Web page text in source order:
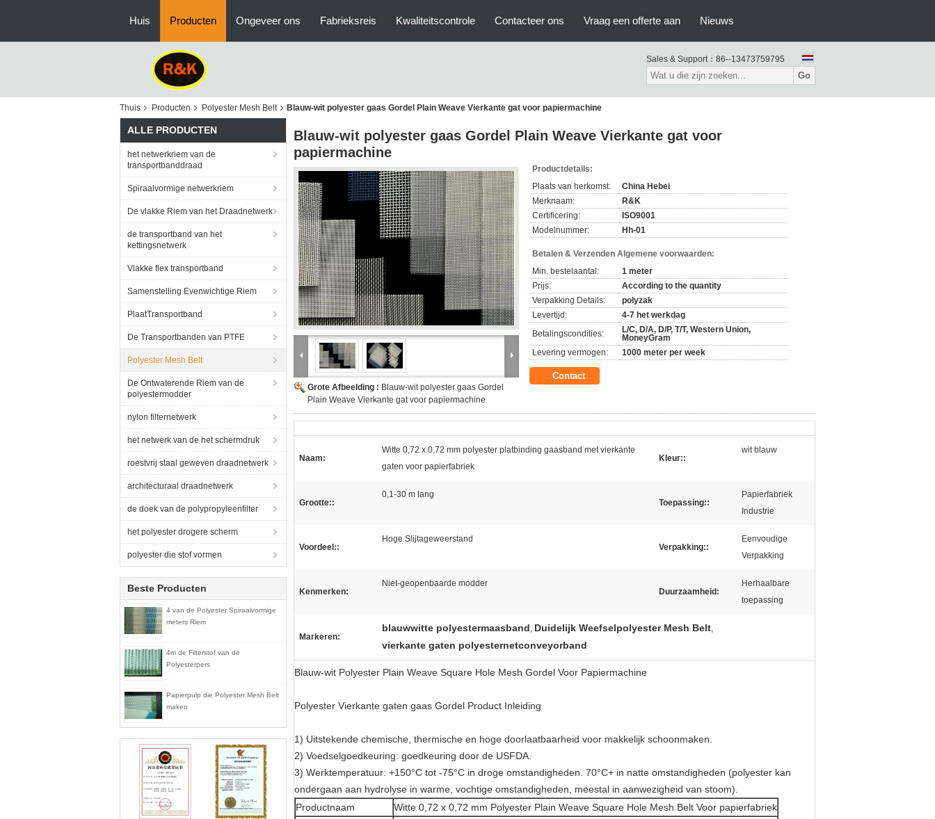
Huis Producten Ongeveer ons Fabrieksreis Kwaliteitscontrole Contacteer ons Vraag een offerte aan Nieuws
Sales & Support： 86--13473759795
Go
Thuis Producten Polyester Mesh Belt Blauw-wit polyester gaas Gordel Plain Weave Vierkante gat voor papiermachine
ALLE PRODUCTEN
het netwerkriem van de
transportbanddraad
Spiraalvormige netwerkriem
De vlakke Riem van het Draadnetwerk
de transportband van het
kettingsnetwerk
Vlakke flex transportband
Samenstelling Evenwichtige Riem
PlaatTransportband
De Transportbanden van PTFE
Polyester Mesh Belt
De Ontwaterende Riem van de
polyestermodder
nylon filternetwerk
het netwerk van de het schermdruk
roestvrij staal geweven draadnetwerk
architecturaal draadnetwerk
de doek van de polypropyleenfilter
het polyester drogere scherm
polyester die stof vormen
Beste Producten
4 van de Polyester Spiraalvormige
meters Riem
4m de Filterstof van de
Polyesterpers
Papierpulp die Polyester Mesh Belt
maken
Blauw-wit polyester gaas Gordel Plain Weave Vierkante gat voor
papiermachine
Grote Afbeelding : Blauw-wit polyester gaas Gordel
Plain Weave Vierkante gat voor papiermachine
Productdetails:
Plaats van herkomst:
China Hebei
Merknaam:
R&K
Certificering:
ISO9001
Modelnummer:
Hh-01
Betalen & Verzenden Algemene voorwaarden:
Min. bestelaantal:
1 meter
Prijs:
According to the quantity
Verpakking Details:
polyzak
Levertijd:
4-7 het werkdag
Betalingscondities:
L/C, D/A, D/P, T/T, Western Union,
MoneyGram
Levering vermogen:
1000 meter per week
Contact
Naam:
Witte 0,72 x 0,72 mm polyester platbinding gaasband met vierkante
gaten voor papierfabriek
Kleur::
wit blauw
Grootte::
0,1-30 m lang
Toepassing::
Papierfabriek
Industrie
Voordeel::
Hoge Slijtageweerstand
Verpakking::
Eenvoudige
Verpakking
Kenmerken:
Niet-geopenbaarde modder
Duurzaamheid:
Herhaalbare
toepassing
Markeren:
blauwwitte polyestermaasband, Duidelijk Weefselpolyester Mesh Belt,
vierkante gaten polyesternetconveyorband
Blauw-wit Polyester Plain Weave Square Hole Mesh Gordel Voor Papiermachine
Polyester Vierkante gaten gaas Gordel Product Inleiding
1) Uitstekende chemische, thermische en hoge doorlaatbaarheid voor makkelijk schoonmaken.
2) Voedselgoedkeuring: goedkeuring door de USFDA.
3) Werktemperatuur: +150°C tot -75°C in droge omstandigheden. 70°C+ in natte omstandigheden (polyester kan
ondergaan aan hydrolyse in warme, vochtige omstandigheden, meestal in aanwezigheid van stoom).
Productnaam
Witte 0,72 x 0,72 mm Polyester Plain Weave Square Hole Mesh Belt Voor papierfabriek